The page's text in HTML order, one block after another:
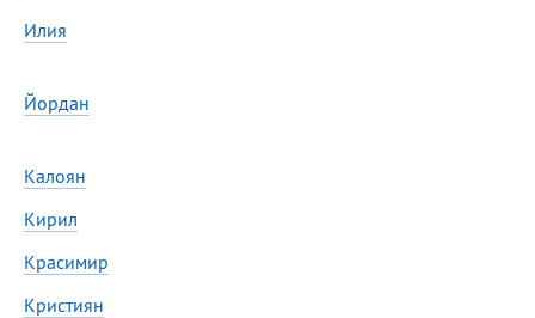
Илия
Йордан
Калоян
Кирил
Красимир
Кристиян